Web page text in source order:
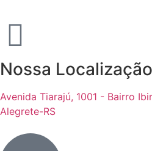
Nossa Localização
Avenida Tiarajú, 1001 - Bairro
Alegrete-RS